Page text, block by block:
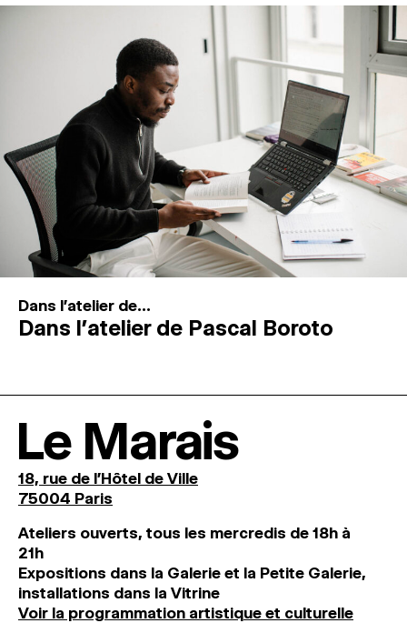
Dans l'atelier de...
Dans l’atelier de Pascal Boroto
Le Marais
18, rue de l'Hôtel de Ville
75004 Paris
Ateliers ouverts, tous les mercredis de 18h à
21h
Expositions dans la Galerie et la Petite Galerie,
installations dans la Vitrine
Voir la programmation artistique et culturelle